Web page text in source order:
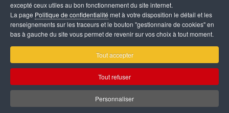
excepté ceux utiles au bon fonctionnement du site internet.
La page Politique de confidentialité met à votre disposition le détail et les
renseignements sur les traceurs et le bouton "gestionnaire de cookies" en
bas à gauche du site vous permet de revenir sur vos choix à tout moment.
Tout accepter
Tout refuser
Personnaliser